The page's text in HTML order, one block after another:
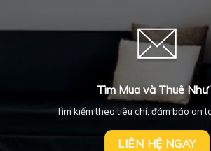
Tìm Mua và Thuê Như
Tìm kiếm theo tiêu chí, đảm bảo an
LIÊN HỆ NGAY